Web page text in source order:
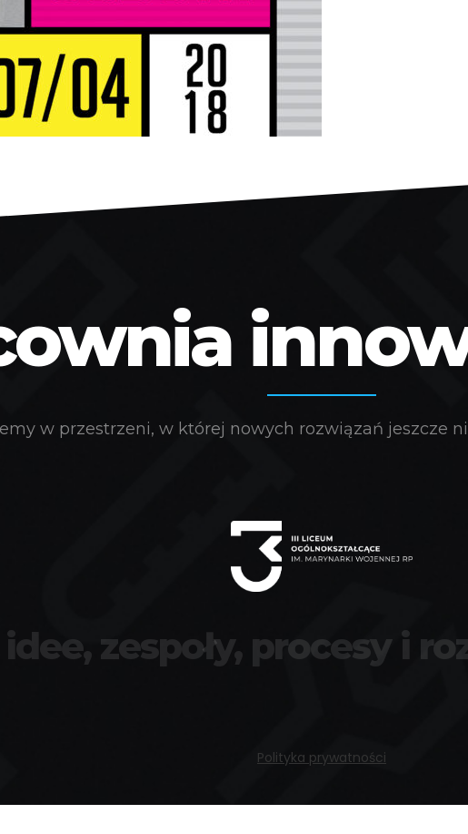
w przestrzeni, w której nowych rozwiązań jeszcze
idee, zespoły, procesy i
Polityka prywatności